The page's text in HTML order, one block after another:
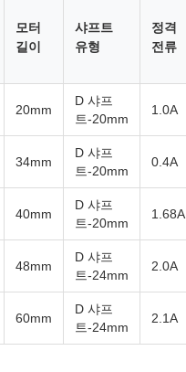
모터
길이
샤프트
유형
정격
전류
20mm
D 샤프
트-20mm
1.0A
34mm
D 샤프
트-20mm
0.4A
40mm
D 샤프
트-20mm
1.68A
48mm
D 샤프
트-24mm
2.0A
60mm
D 샤프
트-24mm
2.1A